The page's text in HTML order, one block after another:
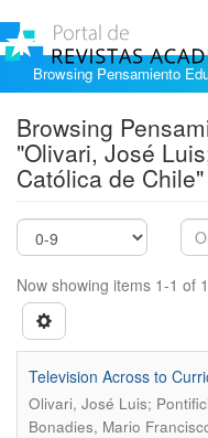
Browsing Pensamiento
Browsing
"Olivari, José
Católica de Chile"
Now showing items 1-1 of 1
Television Across to
Olivari, José Luis;
Bonadies, Mario